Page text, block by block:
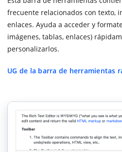
frecuente relacionados con texto,
enlaces. Ayuda a acceder y
imágenes, tablas, enlaces)
personalizarlos.
UG de la barra de herramientas